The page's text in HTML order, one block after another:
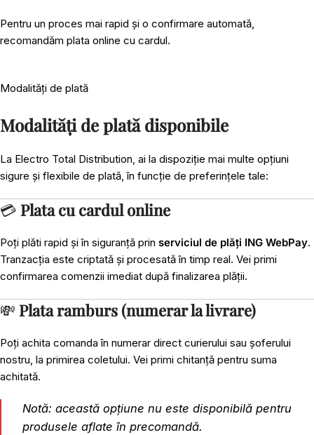
Pentru un proces mai rapid și o confirmare automată,
recomandăm plata online cu cardul.
Modalități de plată
Modalități de plată disponibile
La Electro Total Distribution, ai la dispoziție mai multe opțiuni
sigure și flexibile de plată, în funcție de preferințele tale:
💳 Plata cu cardul online
Poți plăti rapid și în siguranță prin serviciul de plăți ING WebPay.
Tranzacția este criptată și procesată în timp real. Vei primi
confirmarea comenzii imediat după finalizarea plății.
💸 Plata ramburs (numerar la livrare)
Poți achita comanda în numerar direct curierului sau șoferului
nostru, la primirea coletului. Vei primi chitanță pentru suma
achitată.
Notă: această opțiune nu este disponibilă pentru
produsele aflate în precomandă.